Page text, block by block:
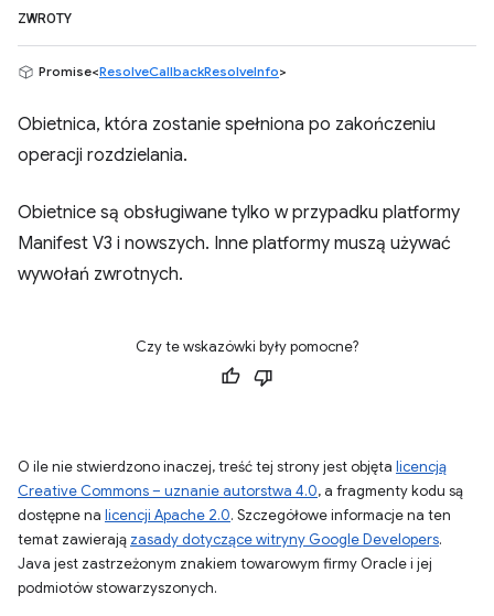
ZWROTY
Promise<ResolveCallbackResolveInfo>
Obietnica, która zostanie spełniona po zakończeniu
operacji rozdzielania.
Obietnice są obsługiwane tylko w przypadku platformy
Manifest V3 i nowszych. Inne platformy muszą używać
wywołań zwrotnych.
Czy te wskazówki były pomocne?
O ile nie stwierdzono inaczej, treść tej strony jest objęta licencją
Creative Commons – uznanie autorstwa 4.0, a fragmenty kodu są
dostępne na licencji Apache 2.0. Szczegółowe informacje na ten
temat zawierają zasady dotyczące witryny Google Developers.
Java jest zastrzeżonym znakiem towarowym firmy Oracle i jej
podmiotów stowarzyszonych.